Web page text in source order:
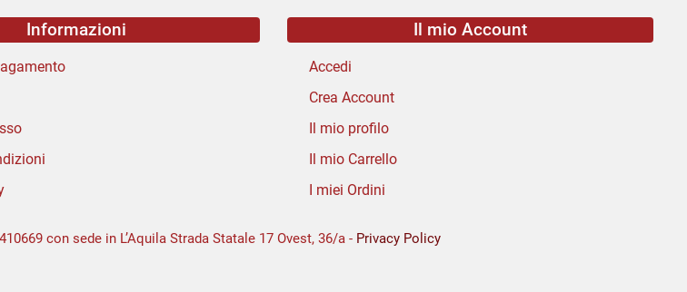
Informazioni Il mio Account
Accedi
Crea Account
Il mio profilo
Il mio Carrello
I miei Ordini
con sede in L’Aquila Strada Statale 17 Ovest, 36/a - Privacy Policy